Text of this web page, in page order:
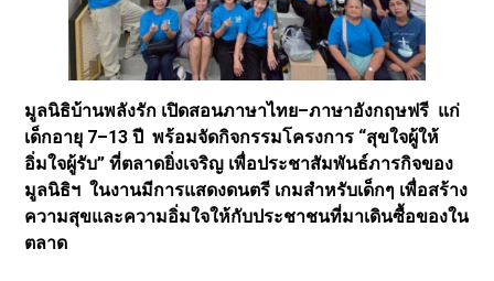
มูลนิธิบ้านพลังรัก เปิดสอนภาษาไทย–ภาษาอังกฤษฟรี แก่
เด็กอายุ 7–13 ปี พร้อมจัดกิจกรรมโครงการ “สุขใจผู้ให้
อิ่มใจผู้รับ” ที่ตลาดยิ่งเจริญ เพื่อประชาสัมพันธ์ภารกิจของ
มูลนิธิฯ ในงานมีการแสดงดนตรี เกมสำหรับเด็กๆ เพื่อสร้าง
ความสุขและความอิ่มใจให้กับประชาชนที่มาเดินซื้อของใน
ตลาด